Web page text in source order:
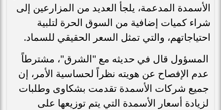
الأسمدة المدعمة، يلجأ العديد من المزارعين إلى
شراء كميات إضافية من السوق الحرة لتلبية
احتياجاتهم، والتي تمثل السعر الحقيقي للسماد.
المسؤول قال في حديثه مع "الشرق"، مشترطاً
عدم الإفصاح عن هويته نظراً لحساسية الأمر، إن
جميع شركات الأسمدة تقدمت بشكاوى وطلبات
لزيادة أسعار الأسمدة التي يتم توزيعها على